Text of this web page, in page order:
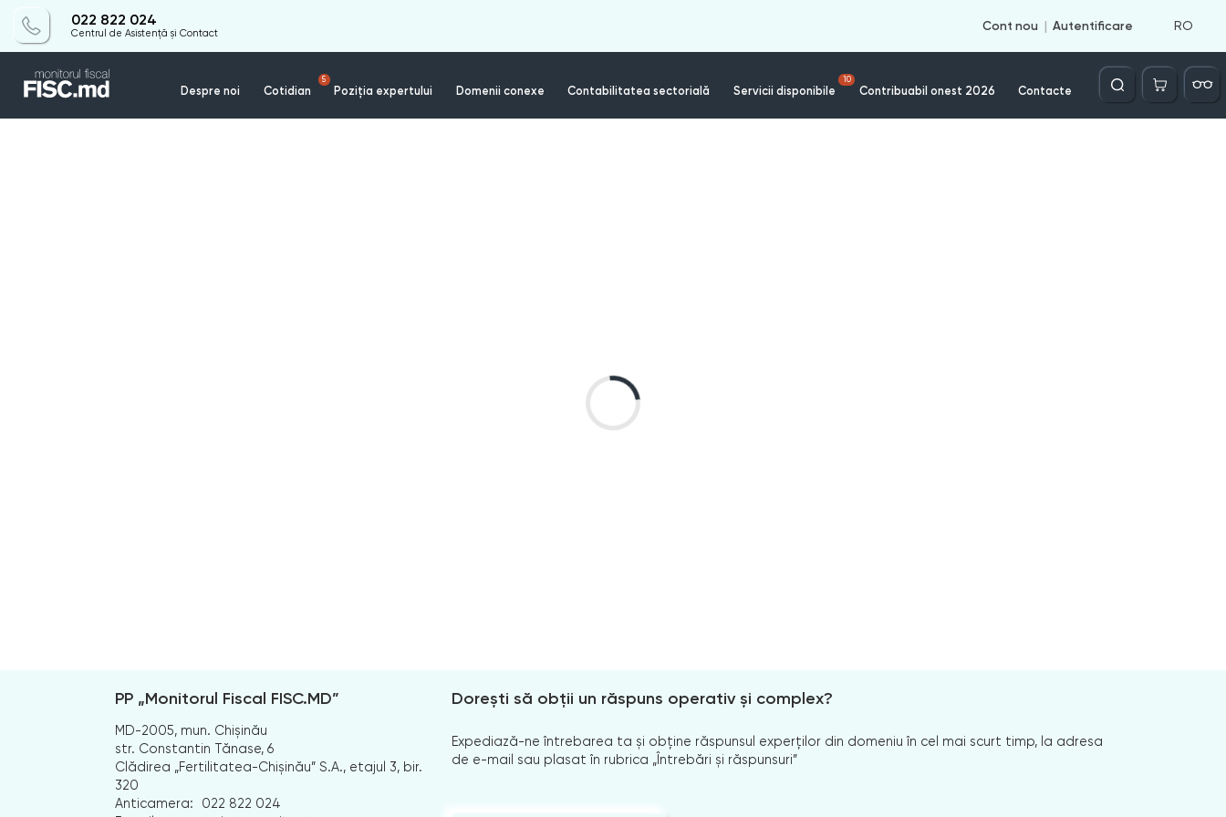
022 822 024
Centrul de Asistență și Contact
Cont nou Autentificare RO
Despre noi Cotidian
5
Poziția expertului Domenii conexe Contabilitatea sectorială Servicii disponibile
10
Contribuabil onest 2026 Contacte
Căutare
PP „Monitorul Fiscal FISC.MD”
MD-2005, mun. Chișinău
str. Constantin Tănase, 6
Clădirea „Fertilitatea-Chișinău” S.A., etajul 3, bir.
320
Anticamera:
022 822 024
Dorești să obții un răspuns operativ și complex?
Expediază-ne întrebarea ta și obține răspunsul experților din domeniu în cel mai scurt timp, la adresa
de e-mail sau plasat în rubrica „Întrebări și răspunsuri”